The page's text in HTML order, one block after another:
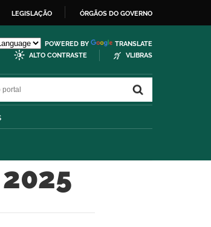
LEGISLAÇÃO ÓRGÃOS DO GOVERNO
POWERED BY
TRANSLATE
ALTO CONTRASTE
VLIBRAS